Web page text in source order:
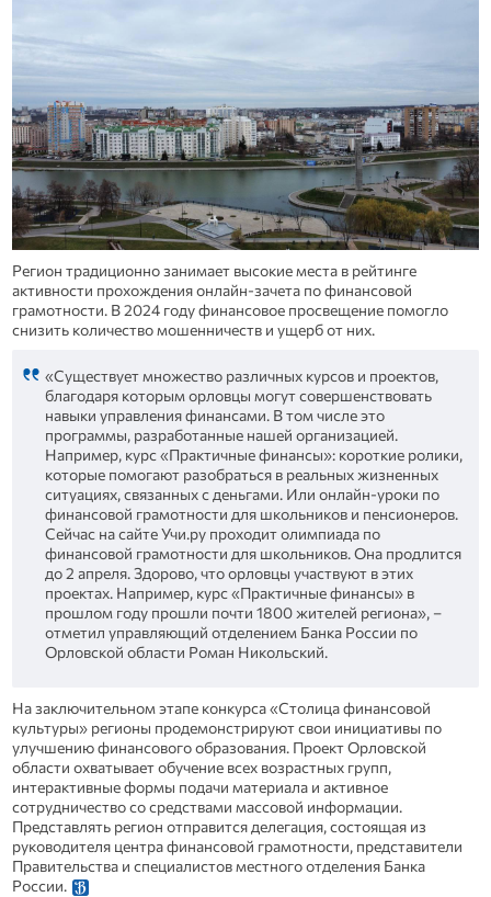
Регион традиционно занимает высокие места в рейтинге
активности прохождения онлайн-зачета по финансовой
грамотности. В 2024 году финансовое просвещение помогло
снизить количество мошенничеств и ущерб от них.
«Существует множество различных курсов и проектов,
благодаря которым орловцы могут совершенствовать
навыки управления финансами. В том числе это
программы, разработанные нашей организацией.
Например, курс «Практичные финансы»: короткие ролики,
которые помогают разобраться в реальных жизненных
ситуациях, связанных с деньгами. Или онлайн-уроки по
финансовой грамотности для школьников и пенсионеров.
Сейчас на сайте Учи.ру проходит олимпиада по
финансовой грамотности для школьников. Она продлится
до 2 апреля. Здорово, что орловцы участвуют в этих
проектах. Например, курс «Практичные финансы» в
прошлом году прошли почти 1800 жителей региона», –
отметил управляющий отделением Банка России по
Орловской области Роман Никольский.
На заключительном этапе конкурса «Столица финансовой
культуры» регионы продемонстрируют свои инициативы по
улучшению финансового образования. Проект Орловской
области охватывает обучение всех возрастных групп,
интерактивные формы подачи материала и активное
сотрудничество со средствами массовой информации.
Представлять регион отправится делегация, состоящая из
руководителя центра финансовой грамотности, представители
Правительства и специалистов местного отделения Банка
России.